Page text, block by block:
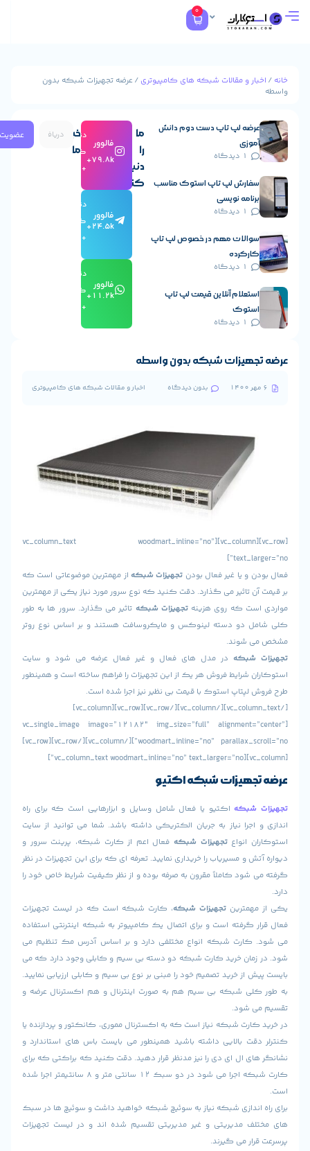
و مقالات شبکه های کامپیوتری/ عرضه تجهیزات شبکه بدون
شبکه بدون واسطه
بدون دیدگاه اخبار و مقالات شبکه های کامپیوتری
[vc_row][vc_column][vc_column_text woodmart_inline=”no”
و یا غیر فعال بودن تجهیزات شبکه از مهمترین موضوعاتی است که
تاثیر می گذارد. دقت کنید که نوع سرور مورد نیاز یکی از مهمترین
که روی هزینهتجهیزات شبکهتاثیر می گذارد. سرور ها به طور
دو دسته لینوکس و مایکروسافت هستند و بر اساس نوع روتر
شوند.
شبکهدر مدل های فعال و غیر فعال عرضه می شود و سایت
شرایط فروش هر یک از این تجهیزات را فراهم ساخته است و همینطور
لپتاپ استوک با قیمت بی نظیر نیز اجرا شده است.
[/vc_column_text][/vc_column][/vc_row][vc_row][vc_column]
[vc_single_image image=”12182″ img_size=”full”
woodmart_inline=”no” parallax_scroll=”no”][/vc_column][/vc_row][vc_row]
شبکهاکتیو
شبکهاکتیو یا فعال شامل وسایل و ابزارهایی است که برای راه
اجرا نیاز به جریان الکتریکی داشته باشد. شما می توانید از سایت
انواعتجهیزات شبکهفعال اعم از کارت شبکه، پرینت سرور و
و مسیریاب را خریداری نمایید. تعرفه ای که برای این تجهیزات در نظر
شود کاملاً مقرون به صرفه بوده و از نظر کیفیت شرایط خاص خود را
تجهیزات شبکه، کارت شبکه است که در لیست تجهیزات
گرفته است و برای اتصال یک کامپیوتر به شبکه اینترنتی استفاده
شبکه انواع مختلفی دارد و بر اساس آدرس مک تنظیم می
خرید کارت شبکه دو دسته بی سیم و کابلی وجود دارد که می
از خرید تصمیم خود را مبنی بر نوع بی سیم و کابلی ارزیابی نمایید.
شبکه بی سیم هم به صورت اینترنال و هم اکسترنال عرضه و
شود.
شبکه نیاز است که به اکسترنال مموری، کانکتور و پردازنده یا
بالایی داشته باشید همینطور می بایست باس های استاندارد و
ال ای دی را نیز مدنظر قرار دهید. دقت کنید که براکتی که برای
کارت شبکه اجرا می شود در دو سبک 12 سانتی متر و 8 سانتیمتر اجرا شده
اندازی شبکه نیاز به سوئیچ شبکه خواهید داشت و سوئیچ ها در سبک
مدیریتی و غیر مدیریتی تقسیم شده اند و در لیست تجهیزات
می گیرند.
لپ تاپ دست دوم دانش
لپ تاپ استوک مناسب
نویسی
مهم در خصوص لپ تاپ
آنلاین قیمت لپ تاپ
ما
کنید
دنبال
کردن
+
کردن
11.2k+
کردن
عضویت